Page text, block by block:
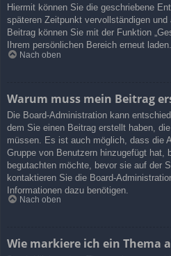
Hiermit können Sie die geschriebene
späteren Zeitpunkt vervollständigen
Beitrag können Sie mit der Funktion
Ihrem persönlichen Bereich erneut laden.
Nach oben
Warum muss mein Beitrag
Die Board-Administration kann
dem Sie einen Beitrag erstellt haben,
müssen. Es ist auch möglich, dass die
Gruppe von Benutzern hinzugefügt hat,
begutachten möchte, bevor sie auf der
kontaktieren Sie die Board-
Informationen dazu benötigen.
Nach oben
Wie markiere ich ein Thema